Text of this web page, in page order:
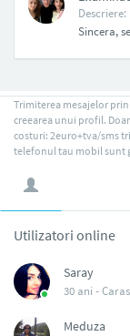
Descriere:
Sincera,
Trimiterea mesajelor
creearea unui profil.
costuri: 2euro+tva/sms
telefonul tau mobil sunt
Utilizatori online
Saray
30 ani -
Meduza